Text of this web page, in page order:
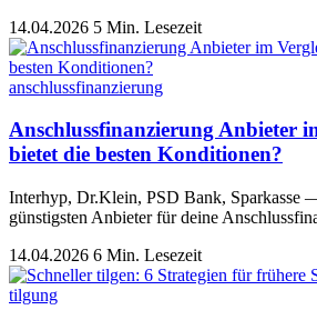
14.04.2026 5 Min. Lesezeit
anschlussfinanzierung
Anschlussfinanzierung Anbieter
bietet die besten Konditionen?
Interhyp, Dr.Klein, PSD Bank, Sparkasse
günstigsten Anbieter für deine
14.04.2026 6 Min. Lesezeit
tilgung